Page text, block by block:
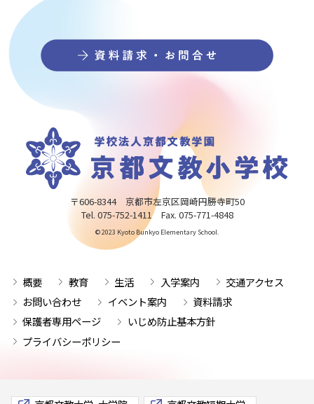
〒606-8344 京都市左京区岡崎円勝寺町50
Tel. 075-752-1411 Fax. 075-771-4848
© 2023 Kyoto Bunkyo Elementary School.
概要 教育 生活 入学案内
交通アクセス
お問い合わせ
イベント案内
資料請求
保護者専用ページ
いじめ防止基本方針
プライバシーポリシー